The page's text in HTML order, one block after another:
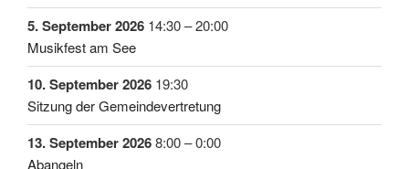
5. September 2026 14:30–20:00
Musikfest am See
10. September 2026 19:30
Sitzung der Gemeindevertretung
13. September 20268:00–0:00
Abangeln